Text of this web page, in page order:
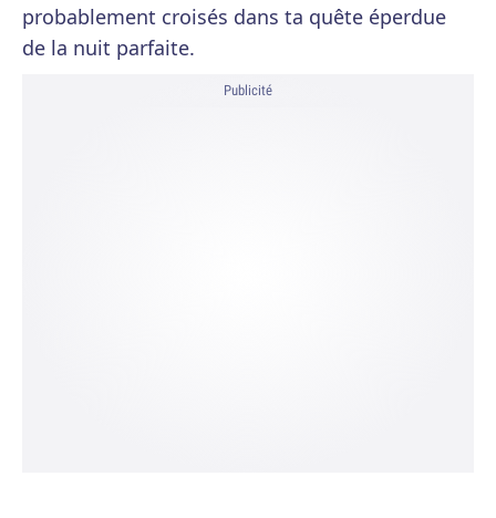
probablement croisés dans ta quête éperdue
de la nuit parfaite.
Publicité